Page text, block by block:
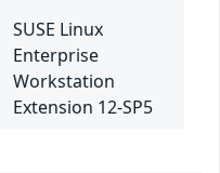
SUSE Linux
Enterprise
Workstation
Extension 12-SP5